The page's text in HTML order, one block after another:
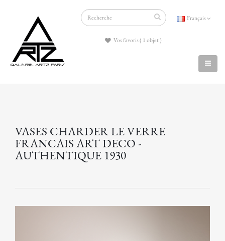
Français
Vos favoris ( 1 objet )
VASES CHARDER LE VERRE
FRANCAIS ART DECO -
AUTHENTIQUE 1930